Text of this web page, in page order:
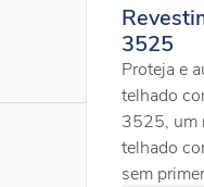
3525
Proteja e
telhado
3525, um
telhado
sem